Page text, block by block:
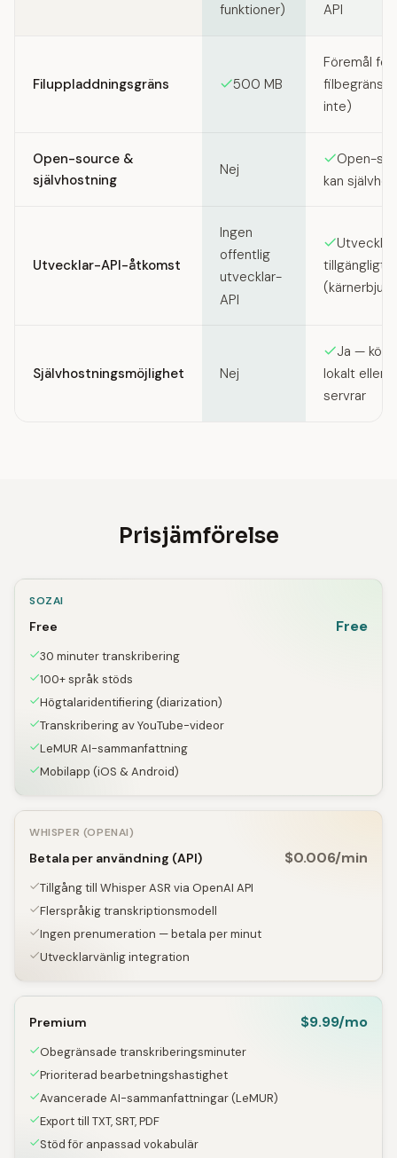
funktioner)
API
Filuppladdningsgräns 500 MB
Föremål för
inte)
Open-source &
självhostning
Nej
Open-
kan
Utvecklar-API-åtkomst
Ingen
offentlig
utvecklar-
API
tillgängligt
Självhostningsmöjlighet Nej
Ja — kör
lokalt eller
servrar
Prisjämförelse
SOZAI
Free Free
30 minuter transkribering
100+ språk stöds
Högtalaridentifiering (diarization)
Transkribering av YouTube-videor
LeMUR AI-sammanfattning
Mobilapp (iOS & Android)
WHISPER (OPENAI)
Betala per användning (API) $0.006/min
Tillgång till Whisper ASR via OpenAI API
Flerspråkig transkriptionsmodell
Ingen prenumeration — betala per minut
Utvecklarvänlig integration
Premium $9.99/mo
Obegränsade transkriberingsminuter
Prioriterad bearbetningshastighet
Avancerade AI-sammanfattningar (LeMUR)
Export till TXT, SRT, PDF
Stöd för anpassad vokabulär